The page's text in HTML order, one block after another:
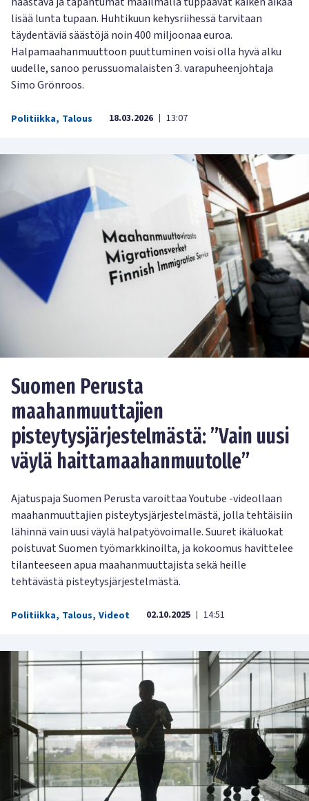
lisää lunta tupaan. Huhtikuun kehysriihessä tarvitaan
täydentäviä säästöjä noin 400 miljoonaa euroa.
Halpamaahanmuuttoon puuttuminen voisi olla hyvä alku
uudelle, sanoo perussuomalaisten 3. varapuheenjohtaja
Simo Grönroos.
Politiikka, Talous 18.03.2026 | 13:07
Suomen Perusta
maahanmuuttajien
pisteytysjärjestelmästä: ”Vain uusi
väylä haittamaahanmuutolle”
Ajatuspaja Suomen Perusta varoittaa Youtube -videollaan
maahanmuuttajien pisteytysjärjestelmästä, jolla tehtäisiin
lähinnä vain uusi väylä halpatyövoimalle. Suuret ikäluokat
poistuvat Suomen työmarkkinoilta, ja kokoomus havittelee
tilanteeseen apua maahanmuuttajista sekä heille
tehtävästä pisteytysjärjestelmästä.
Politiikka, Talous, Videot 02.10.2025 | 14:51